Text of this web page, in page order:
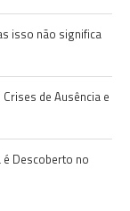
isso não significa
de Ausência e
é Descoberto no